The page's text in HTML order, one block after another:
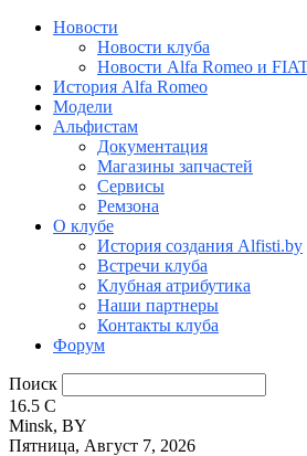
Новости
Новости клуба
Новости Alfa Romeo и
История Alfa Romeo
Модели
Альфистам
Документация
Магазины запчастей
Сервисы
Ремзона
О клубе
История создания Alfisti.by
Встречи клуба
Клубная атрибутика
Наши партнеры
Контакты клуба
Форум
Поиск
16.5 C
Minsk, BY
Пятница, Август 7, 2026